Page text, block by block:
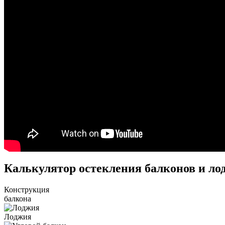
Калькулятор остекления балконов и
Конструкция
балкона
Лоджия